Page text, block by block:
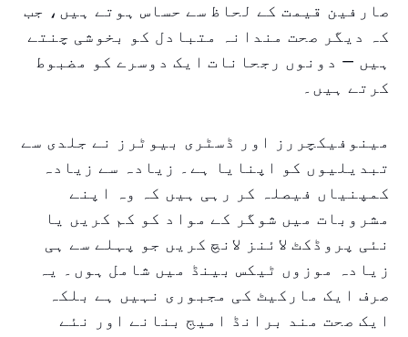
صارفین قیمت کے لحاظ سے حساس ہوتے ہیں، جب
کہ دیگر صحت مندانہ متبادل کو بخوشی چنتے
ہیں — دونوں رجحانات ایک دوسرے کو مضبوط
کرتے ہیں۔
مینوفیکچررز اور ڈسٹری بیوٹرز نے جلدی سے
تبدیلیوں کو اپنایا ہے۔ زیادہ سے زیادہ
کمپنیاں فیصلہ کر رہی ہیں کہ وہ اپنے
مشروبات میں شوگر کے مواد کو کم کریں یا
نئی پروڈکٹ لائنز لانچ کریں جو پہلے سے ہی
زیادہ موزوں ٹیکس بینڈ میں شامل ہوں۔ یہ
صرف ایک مارکیٹ کی مجبوری نہیں ہے بلکہ
ایک صحت مند برانڈ امیج بنانے اور نئے